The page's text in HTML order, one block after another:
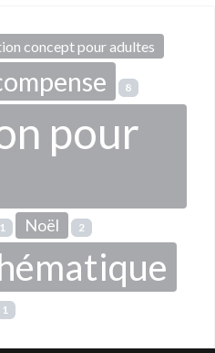
concept pour adultes
8
pour
1 Noël 2
1